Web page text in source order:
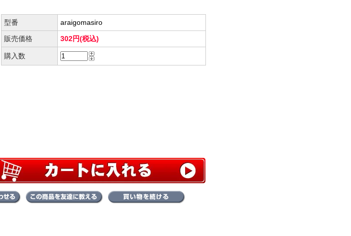
型番
araigomasiro
販売価格
302円(税込)
購入数